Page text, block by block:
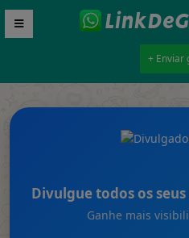
+ Enviar
Divulgue todos os
Ganhe mais